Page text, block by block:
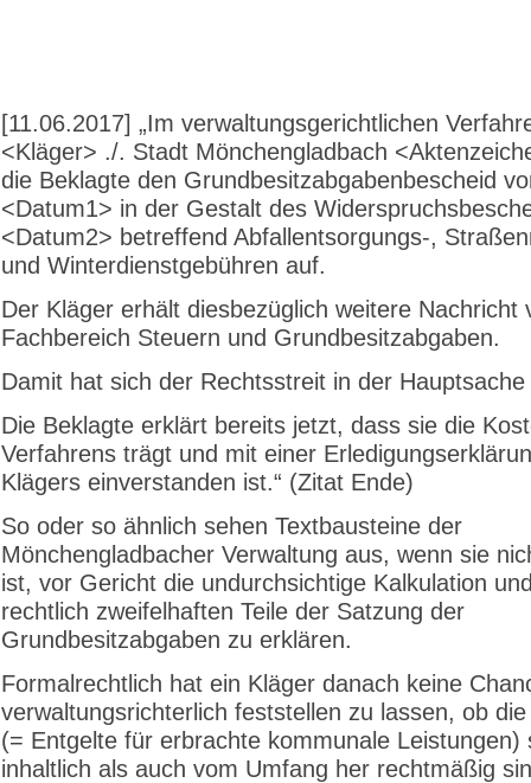
[11.06.2017] „Im verwaltungs­gericht­lichen
<Kläger> ./. Stadt Mönchengladbach
die Beklagte den Grundbesitz­abgaben­bescheid
<Datum1> in der Gestalt des
<Datum2> betreffend Abfall­ent­sorgungs-,
und Winterdienstgebühren auf.
Der Kläger erhält diesbezüglich weitere Nachricht
Fachbereich Steuern und Grundbesitzabgaben.
Damit hat sich der Rechtsstreit in der
Die Beklagte erklärt bereits jetzt, dass sie die
Verfahrens trägt und mit einer
Klägers einverstanden ist.“ (Zitat Ende)
So oder so ähnlich sehen Textbausteine der
Mönchengladbacher Verwaltung aus, wenn sie
ist, vor Gericht die undurchsichtige Kalkulation
rechtlich zweifelhaften Teile der Satzung der
Grundbesitzabgaben zu erklären.
Formalrechtlich hat ein Kläger danach keine
verwaltungsrichterlich feststellen zu lassen, ob
(= Entgelte für erbrachte kommunale Leistungen)
inhaltlich als auch vom Umfang her rechtmäßig